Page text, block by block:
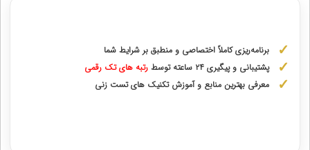
برنامه‌ریزی کاملاً اختصاصی و منطبق بر شرایط شما
پشتیبانی و پیگیری ۲۴ ساعته توسط
رتبه‌ های تک رقمی
معرفی بهترین منابع و آموزش تکنیک های تست زنی